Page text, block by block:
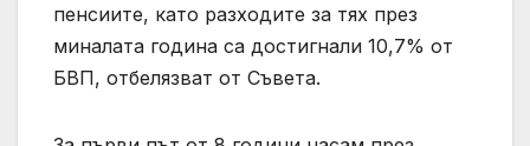
пенсиите, като разходите за тях през
миналата година са достигнали 10,7% от
БВП, отбелязват от Съвета.